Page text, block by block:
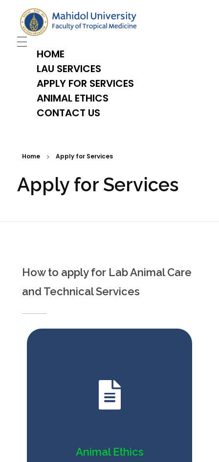
TropMed Laboratory Animal Science Unit
HOME
LAU SERVICES
APPLY FOR SERVICES
ANIMAL ETHICS
CONTACT US
Home Apply for Services
Apply for Services
How to apply for Lab Animal Care
and Technical Services
Animal Ethics